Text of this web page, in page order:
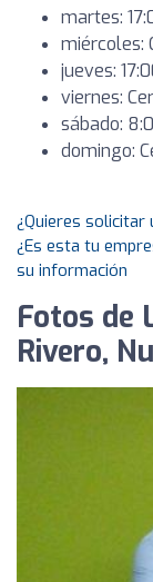
martes:
miércoles:
jueves:
viernes:
sábado:
domingo:
¿Quieres solicitar
¿Es esta tu
su información
Fotos de
Rivero,